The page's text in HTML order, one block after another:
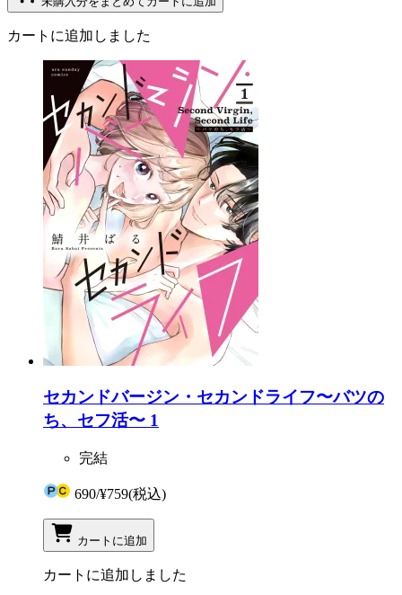
カートに追加しました
セカンドバージン・セカンドライフ〜バツの
ち、セフ活〜 1
完結
690/¥759(税込)
カートに追加
カートに追加しました